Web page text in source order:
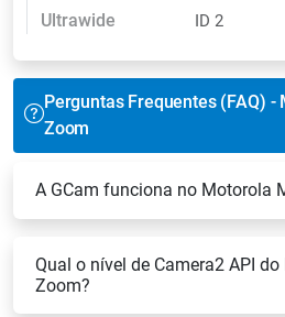
Ultrawide ID 2
Perguntas Frequentes (FAQ) -
Zoom
A GCam funciona no Motorola
Qual o nível de Camera2 API
Zoom?